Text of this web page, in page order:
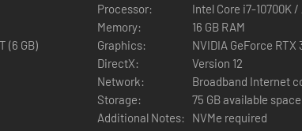
die riesige offene Welt von Dune
der Tiefen Wüste oder den verborgenen Höhlen der
(6 GB)
Processor:
Intel Core i7-10700K /
Memory:
16 GB RAM
Graphics:
NVIDIA GeForce RTX
DirectX:
Version 12
Network:
Broadband Internet
Storage:
75 GB available space
Additional Notes:
NVMe required